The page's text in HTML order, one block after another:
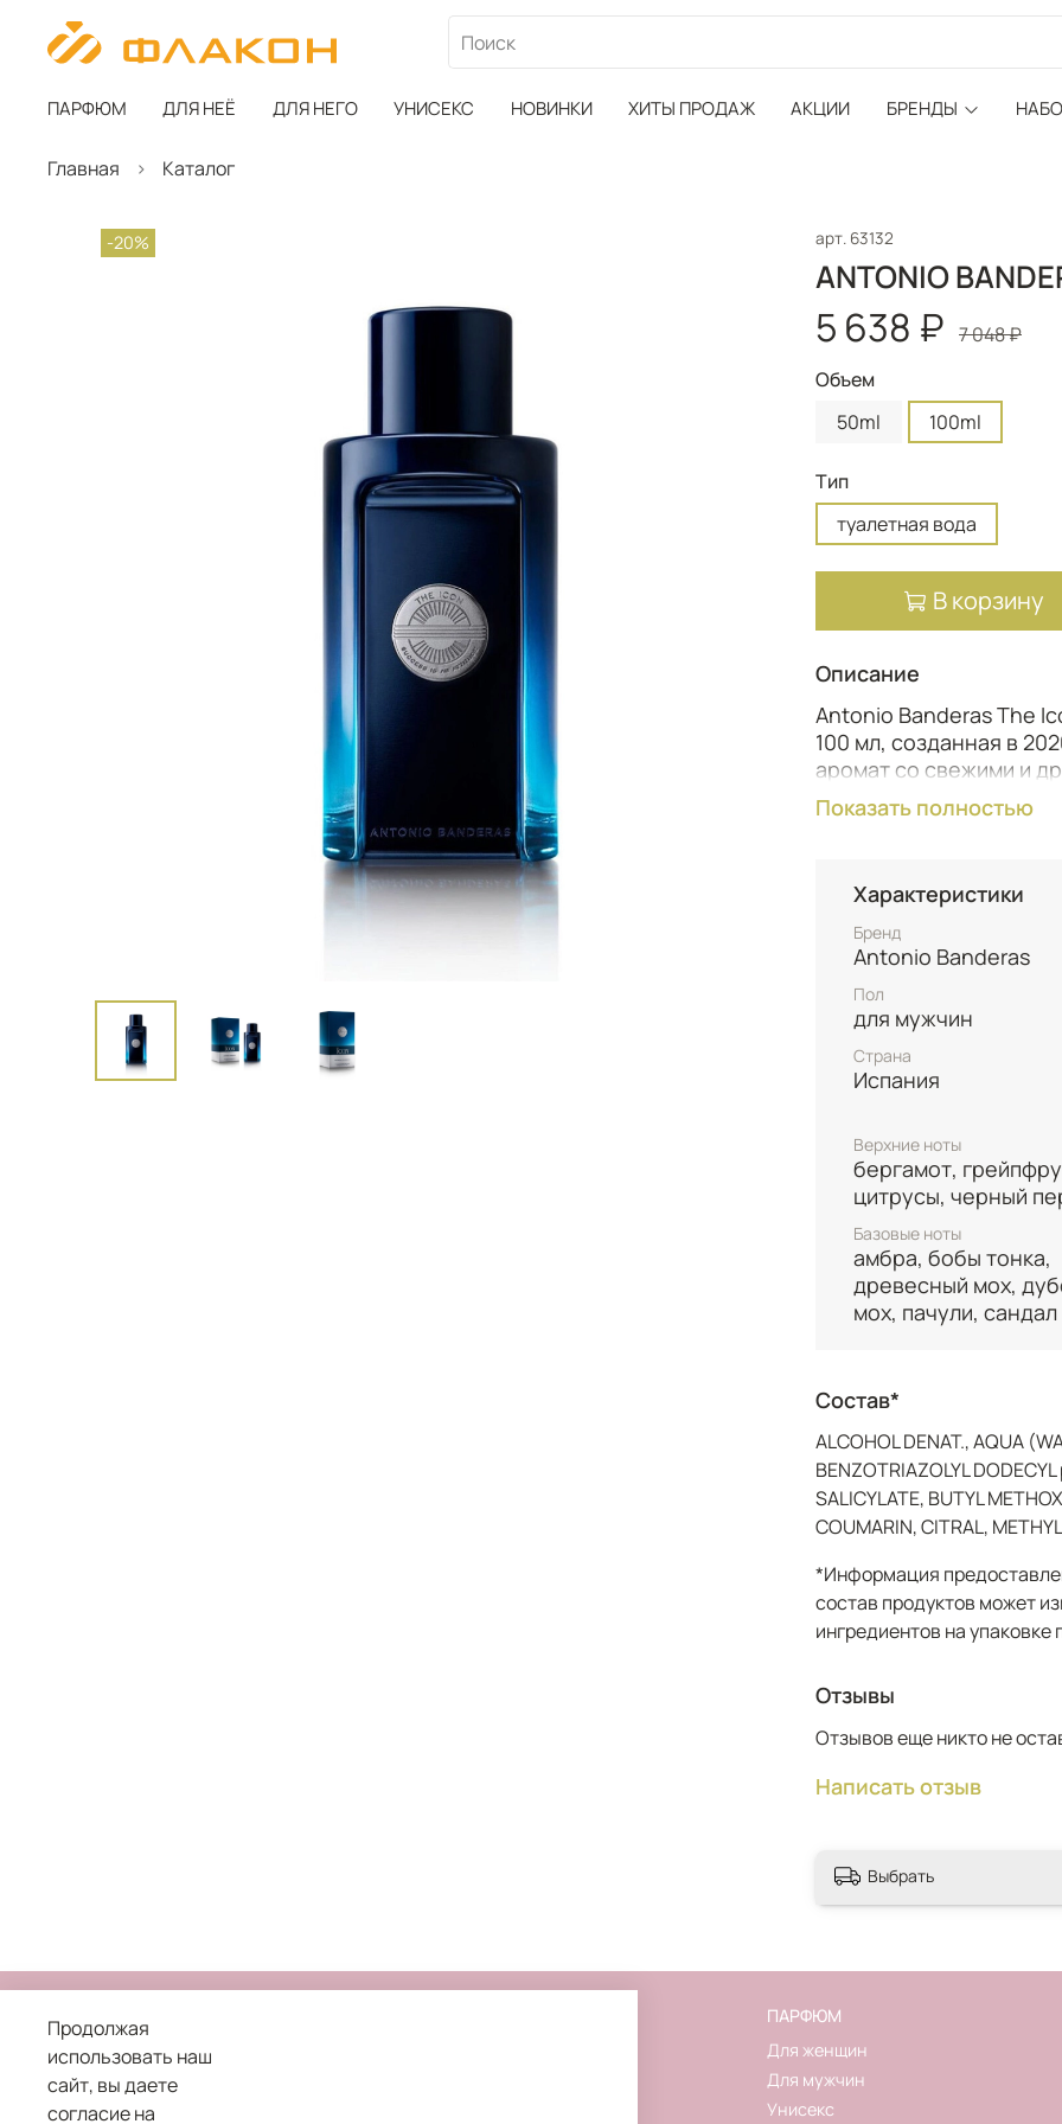
ПАРФЮМ ДЛЯ НЕЁ ДЛЯ НЕГО УНИСЕКС НОВИНКИ ХИТЫ ПРОДАЖ АКЦИИ БРЕНДЫ
Главная Каталог
-20% арт. 63132
ANTONIO
5 638 ₽ 7 048 ₽
Объем
100ml
50ml
Тип
туалетная вода
В корзину
Описание
Antonio Banderas The
100 мл, созданная в
аромат со свежими и
мужественность и
черного перца,
Сердце аромата
фиалкового листа,
Завершается The Icon
восточной амбры,
бобов тонка с
насыщенный и
Показать полностью
Характеристики
Бренд
Antonio Banderas
Пол
для мужчин
Страна
Испания
Верхние ноты
бергамот,
цитрусы, черный
Базовые ноты
амбра, бобы тонка,
древесный мох,
мох, пачули, сандал
Состав*
ALCOHOL DENAT., AQUA
BENZOTRIAZOLYL
SALICYLATE, BUTYL
COUMARIN, CITRAL,
*Информация
состав продуктов может
ингредиентов на упаковке
Отзывы
Отзывов еще никто не
Написать отзыв
Выбрать
ПАРФЮМ
Для женщин
Для мужчин
Унисекс
8 800 101 04 05
Продолжая
использовать наш
сайт, вы даете
согласие на